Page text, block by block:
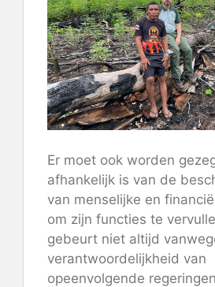
Er moet ook worden
afhankelijk is van de
van menselijke en
om zijn functies te
gebeurt niet altijd
verantwoordelijkheid van
opeenvolgende